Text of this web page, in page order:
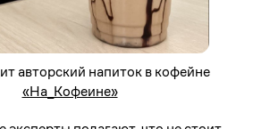
авторский напиток в кофейне
«На_Кофеине»